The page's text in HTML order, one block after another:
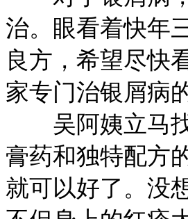
治。眼看着快年
良方，希望尽快
家专门治银屑病
吴阿姨立马找
膏药和独特配方
就可以好了。没